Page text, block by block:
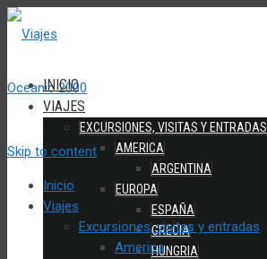
INICIO
VIAJES
EXCURSIONES, VISITAS Y ENTRADAS
AMERICA
ARGENTINA
EUROPA
ESPAÑA
GRECIA
HUNGRIA
Skip to content
Inicio
Viajes
Excursiones, visitas y entradas
America